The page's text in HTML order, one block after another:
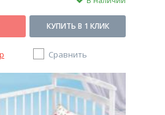
КУПИТЬ В 1 КЛИК
Сравнить